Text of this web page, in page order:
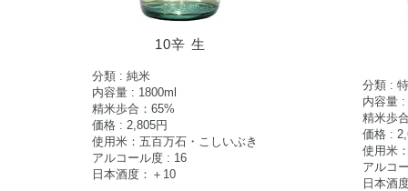
10辛 生
分類 : 純米
内容量 : 1800ml
​精米歩合：65%
価格 : 2,805円
使用米：五百万石・こしいぶき
アルコール度 : 16
日本酒度：＋10
分類 :
内容量
精米歩
価格 :
使用米
アルコ
日本酒